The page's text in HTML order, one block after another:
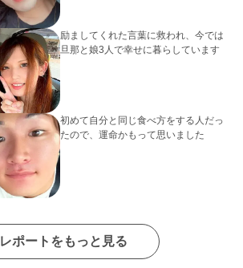
励ましてくれた言葉に救われ、今では
旦那と娘3人で幸せに暮らしています
初めて自分と同じ食べ方をする人だっ
たので、運命かもって思いました
レポートをもっと見る